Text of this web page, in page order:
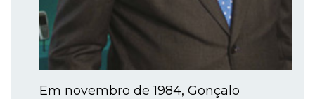
Em novembro de 1984, Gonçalo